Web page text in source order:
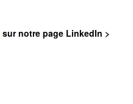
sur notre page LinkedIn >